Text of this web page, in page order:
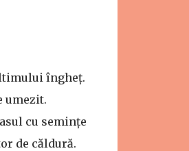
îngheț.
umezit.
cu semințe
de căldură.